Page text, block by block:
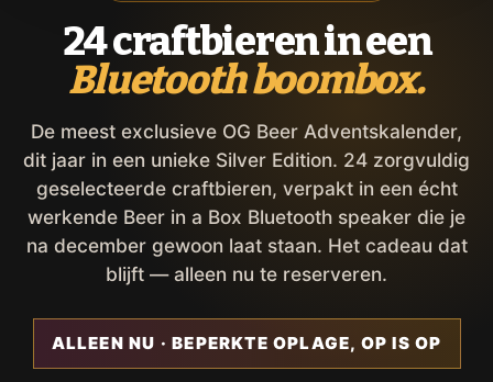
24 craftbieren in een
Bluetooth boombox.
De meest exclusieve OG Beer Adventskalender,
dit jaar in een unieke Silver Edition. 24 zorgvuldig
geselecteerde craftbieren, verpakt in een écht
werkende Beer in a Box Bluetooth speaker die je
na december gewoon laat staan. Het cadeau dat
blijft — alleen nu te reserveren.
ALLEEN NU · BEPERKTE OPLAGE, OP IS OP